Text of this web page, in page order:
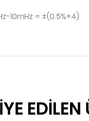
10mHz = ±(0.5%+4)
EDİLEN